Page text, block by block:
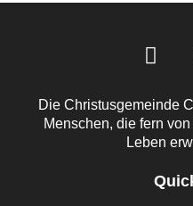
Die Christusgemeinde
Menschen, die fern
Leben